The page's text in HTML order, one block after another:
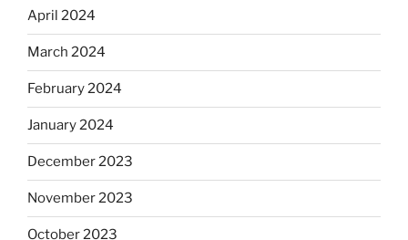
April 2024
March 2024
February 2024
January 2024
December 2023
November 2023
October 2023